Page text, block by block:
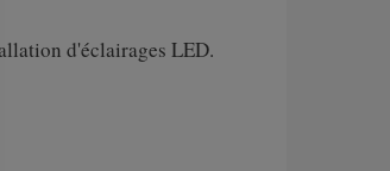
d'éclairages LED.